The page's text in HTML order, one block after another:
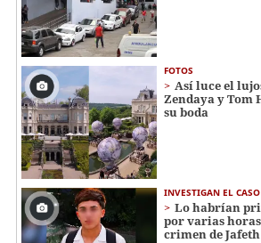
FOTOS
Así luce el
Zendaya y Tom
su boda
INVESTIGAN EL CASO
Lo habrían
por varias
crimen de